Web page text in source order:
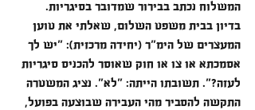
המשלוח נכתב בבירור שמדובר בסיגריות.
בדיון בבית משפט השלום, שאלתי את טוען
המעצרים של הימ"ר (יחידה מרכזית): "יש לך
אסמכתא או צו או חוק שאוסר להכניס סיגריות
לעזה?". תשובתו הייתה: "לא". נציג המשטרה
התקשה להסביר מהי העבירה שבוצעה בפועל,